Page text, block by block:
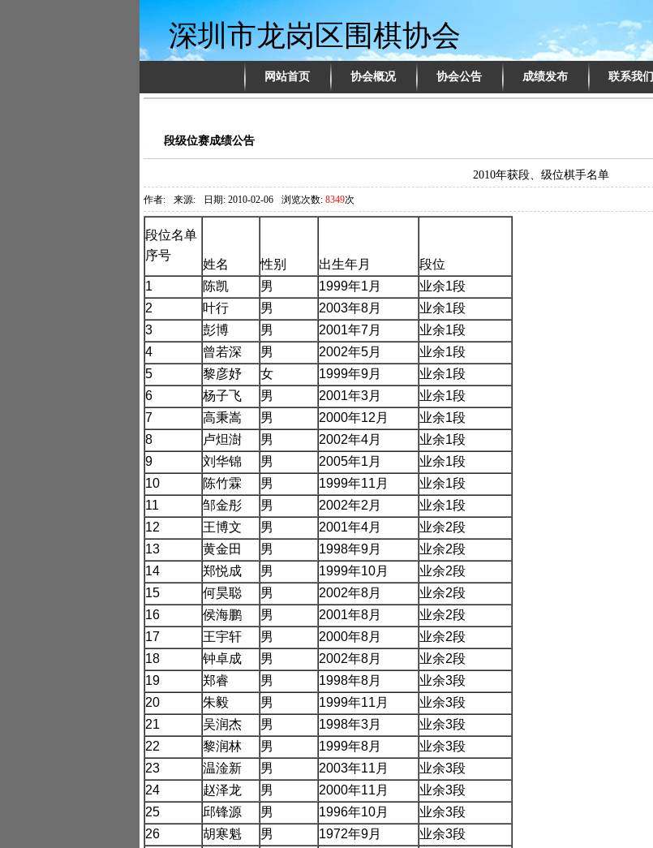
深圳市龙岗区围棋协会
网站首页 协会概况 协会公告 成绩发布 联系我们
段级位赛成绩公告
2010年获段、级位棋手名单
作者: 来源: 日期: 2010-02-06 浏览次数: 8349次
段位名单
序号
姓名 性别 出生年月
段位
1
陈凯 男 1999年1 月 业余1段
2
叶行 男 2003年8月 业余1段
3
彭博 男 2001年7月 业余1段
4
曾若深 男 2002年5月 业余1段
5
黎彦妤 女 1999年9月 业余1段
6
杨子飞 男 2001年3月 业余1段
7
高秉嵩 男 2000年12 月 业余1段
8
卢炟澍 男 2002年4月 业余1段
9
刘华锦 男 2005年1 月 业余1段
10
陈竹霖 男 1999年11 月 业余1段
11
邹金彤 男 2002年2 月 业余1段
12
王博文 男 2001年4月 业余2段
13
黄金田 男 1998年9月 业余2段
14
郑悦成 男 1999年10月 业余2段
15
何昊聪 男 2002年8月 业余2段
16
侯海鹏 男 2001年8月 业余2段
17
王宇轩 男 2000年8月 业余2段
18
钟卓成 男 2002年8月 业余2段
19
郑睿 男 1998年8月 业余3段
20
朱毅 男 1999年11 月 业余3段
21
吴润杰 男 1998年3月 业余3段
22
黎润林 男 1999年8月 业余3段
23
温淦新 男 2003年11 月 业余3段
24
赵泽龙 男 2000年11 月 业余3段
25
邱锋源 男 1996年10月 业余3段
26
胡寒魁 男 1972年9月 业余3段